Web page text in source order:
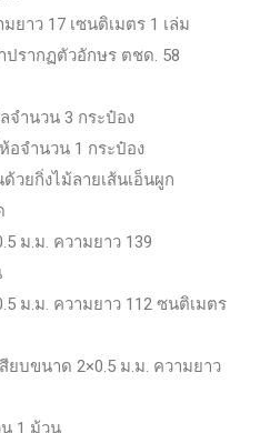
าว 17 เซนติเมตร 1 เล่ม
ปรากฏตัวอักษร ตชด. 58
จำนวน 3 กระป๋อง
อจำนวน 1 กระป๋อง
วยกิ่งไม้ลายเส้นเอ็นผูก
ม.ม. ความยาว 139
ม.ม. ความยาว 112 ซนติเมตร
ยบขนาด 2×0.5 ม.ม. ความยาว
1 ม้วน